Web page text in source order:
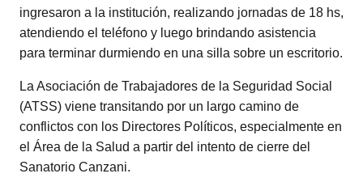
ingresaron a la institución, realizando jornadas de 18 hs,
atendiendo el teléfono y luego brindando asistencia
para terminar durmiendo en una silla sobre un escritorio.
La Asociación de Trabajadores de la Seguridad Social
(ATSS) viene transitando por un largo camino de
conflictos con los Directores Políticos, especialmente en
el Área de la Salud a partir del intento de cierre del
Sanatorio Canzani.